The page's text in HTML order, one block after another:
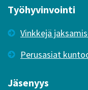
Työhyvinvointi
Vinkkejä
Perusasiat
Jäsenyys